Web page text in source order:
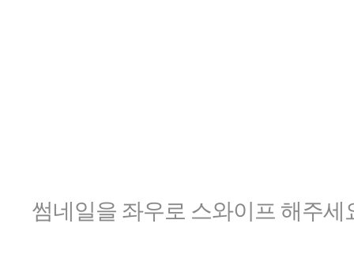
썸네일을 좌우로 스와이프 해주세